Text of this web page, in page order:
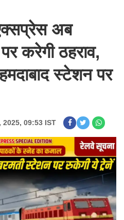
अब
करेगी ठहराव,
स्टेशन पर
2025, 09:53 IST